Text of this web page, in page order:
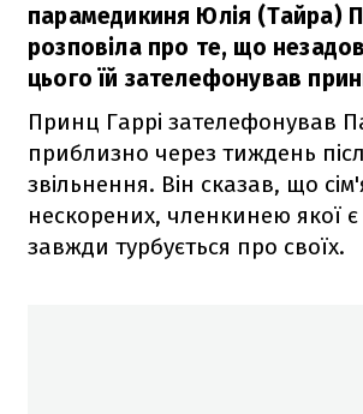
парамедикиня Юлія (Тайра)
розповіла про те, що
цього їй зателефонував
Принц Гаррі зателефонував
приблизно через тиждень
звільнення. Він сказав, що
нескорених, членкинею якої
завжди турбується про своїх.